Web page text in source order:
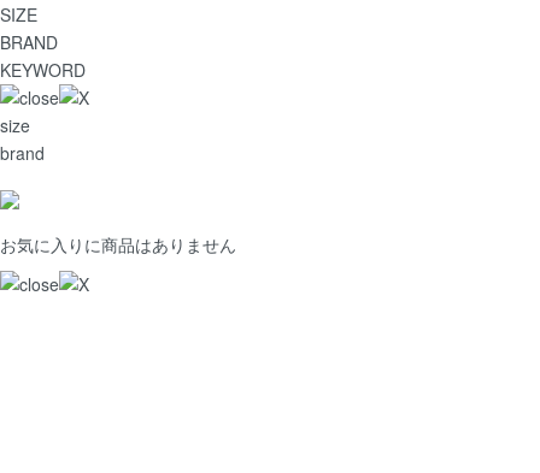
SIZE
BRAND
KEYWORD
size
brand
お気に入りに商品はありません